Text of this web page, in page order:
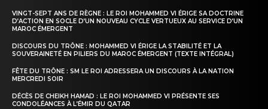
VINGT-SEPT ANS DE RÈGNE : LE ROI MOHAMMED VI ÉRIGE SA DOCTRINE
D’ACTION EN SOCLE D’UN NOUVEAU CYCLE VERTUEUX AU SERVICE D’UN
MAROC ÉMERGENT
DISCOURS DU TRÔNE : MOHAMMED VI ÉRIGE LA STABILITÉ ET LA
SOUVERAINETÉ EN PILIERS DU MAROC ÉMERGENT (TEXTE INTÉGRAL)
FÊTE DU TRÔNE : SM LE ROI ADRESSERA UN DISCOURS À LA NATION
MERCREDI SOIR
DÉCÈS DE CHEIKH HAMAD : LE ROI MOHAMMED VI PRÉSENTE SES
CONDOLÉANCES À L’ÉMIR DU QATAR